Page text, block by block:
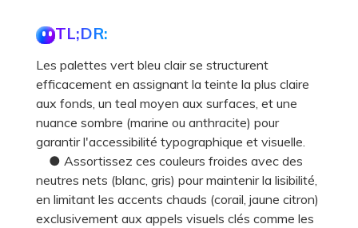
TL;DR:
Les palettes vert bleu clair se structurent
efficacement en assignant la teinte la plus claire
aux fonds, un teal moyen aux surfaces, et une
nuance sombre (marine ou anthracite) pour
garantir l'accessibilité typographique et visuelle.
● Assortissez ces couleurs froides avec des
neutres nets (blanc, gris) pour maintenir la lisibilité,
en limitant les accents chauds (corail, jaune citron)
exclusivement aux appels visuels clés comme les